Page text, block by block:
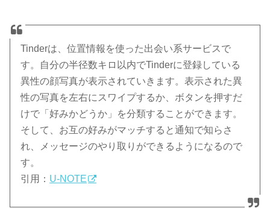
Tinderは、位置情報を使った出会い系サービスで
す。自分の半径数キロ以内でTinderに登録している
異性の顔写真が表示されていきます。表示された異
性の写真を左右にスワイプするか、ボタンを押すだ
けで「好みかどうか」を分類することができます。
そして、お互の好みがマッチすると通知で知らさ
れ、メッセージのやり取りができるようになるので
す。
引用： U-NOTE